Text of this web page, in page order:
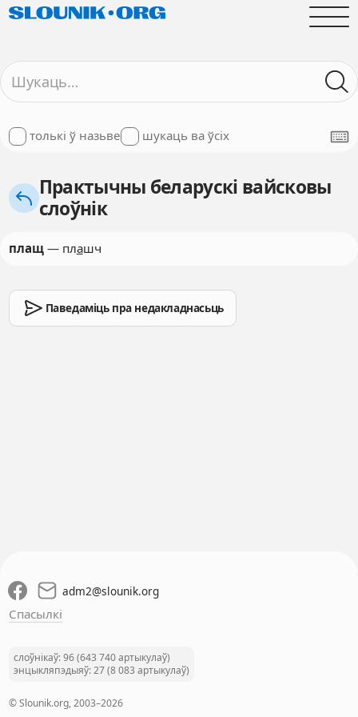
толькі ў назьве шукаць ва ўсіх
Практычны беларускі вайсковы
слоўнік
плащ— плашч
Паведаміць пра недакладнасьць
adm2@slounik.org
Спасылкі
слоўнікаў: 96 (643 740 артыкулаў)
энцыкляпэдыяў: 27 (8 083 артыкулаў)
© Slounik.org, 2003–2026